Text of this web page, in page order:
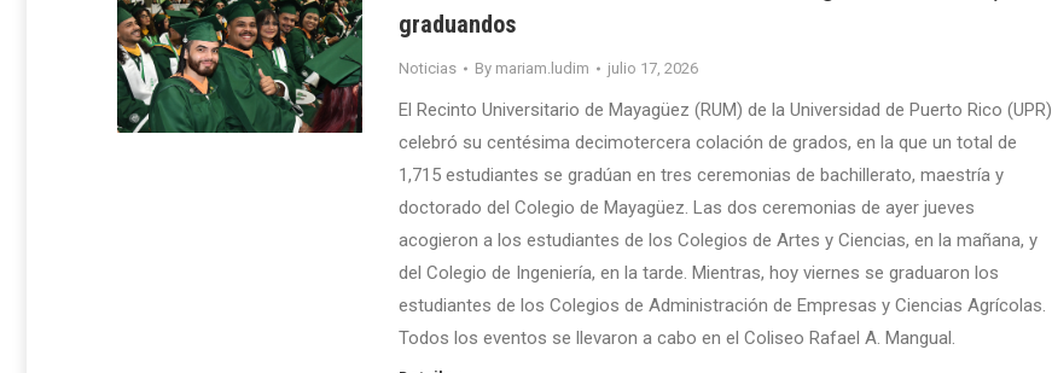
graduandos
Noticias By mariam.ludim julio 17, 2026
El Recinto Universitario de Mayagüez (RUM) de la Universidad de Puerto Rico (UPR)
celebró su centésima decimotercera colación de grados, en la que un total de
1,715 estudiantes se gradúan en tres ceremonias de bachillerato, maestría y
doctorado del Colegio de Mayagüez. Las dos ceremonias de ayer jueves
acogieron a los estudiantes de los Colegios de Artes y Ciencias, en la mañana, y
del Colegio de Ingeniería, en la tarde. Mientras, hoy viernes se graduaron los
estudiantes de los Colegios de Administración de Empresas y Ciencias Agrícolas.
Todos los eventos se llevaron a cabo en el Coliseo Rafael A. Mangual.